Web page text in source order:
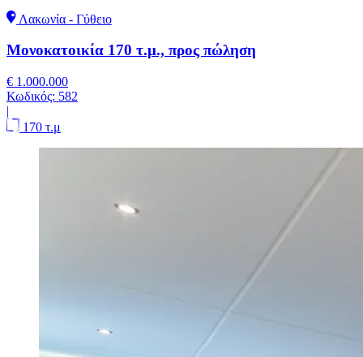
Λακωνία - Γύθειο
Μονοκατοικία 170 τ.μ., προς πώληση
€ 1.000.000
Κωδικός: 582
|
170 τ.μ